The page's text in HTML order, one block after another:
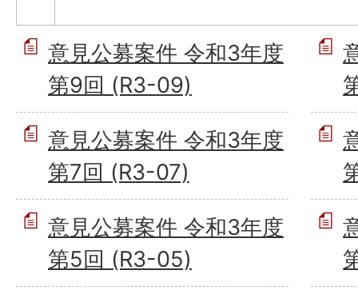
意見公募案件 令和3年度
第9回 (R3-09)
意見公募案件 令和3年度
第7回 (R3-07)
意見公募案件 令和3年度
第5回 (R3-05)